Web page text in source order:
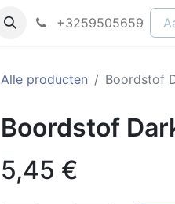
+3259505659
Alle producten Boordstof
Boordstof
5,45 €